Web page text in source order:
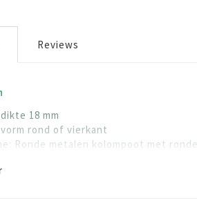
Reviews
18 mm
rond of vierkant
Ronde metalen kolompoot met